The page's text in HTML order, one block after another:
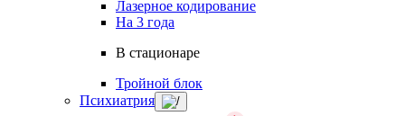
Лазерное кодирование
На 3 года
В стационаре
Тройной блок
Психиатрия